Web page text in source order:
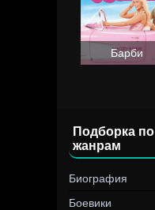
Барби
Подборка по
жанрам
Биография
Боевики